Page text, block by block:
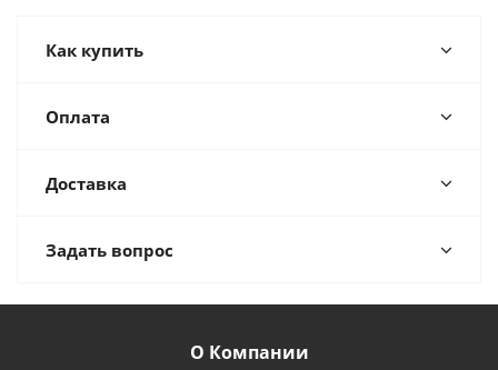
Как купить
Оплата
Доставка
Задать вопрос
О Компании